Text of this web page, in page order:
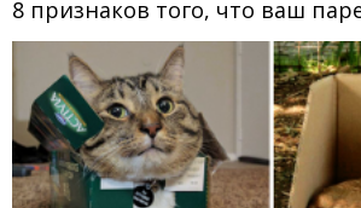
8 признаков того, что ваш